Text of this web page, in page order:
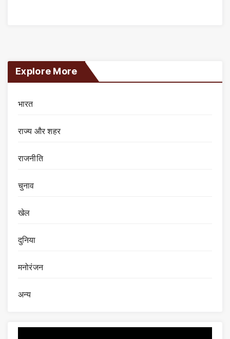
Explore More
भारत
राज्य और शहर
राजनीति
चुनाव
खेल
दुनिया
मनोरंजन
अन्य